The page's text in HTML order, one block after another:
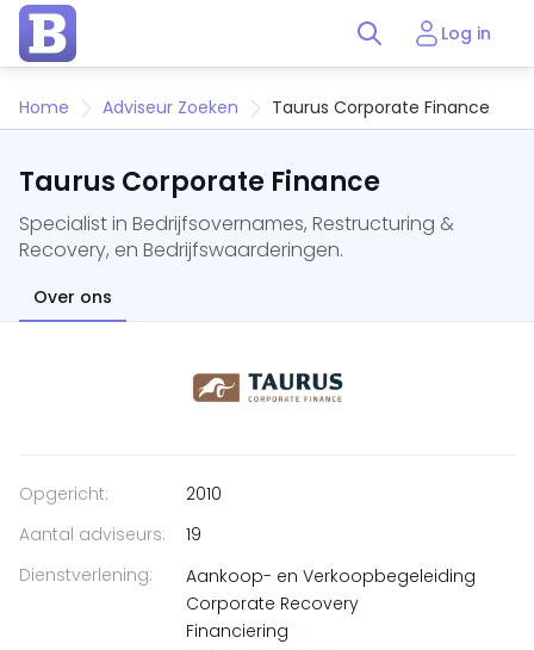
Log in
Home Adviseur Zoeken Taurus Corporate Finance
Taurus Corporate Finance
Specialist in Bedrijfsovernames, Restructuring &
Recovery, en Bedrijfswaarderingen.
Over ons
Opgericht:
2010
Aantal adviseurs:
19
Dienstverlening:
Aankoop- en Verkoopbegeleiding
Corporate Recovery
Financiering